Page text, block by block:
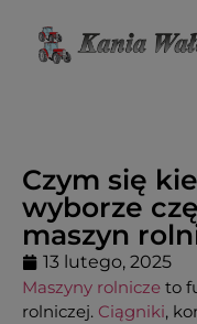
Czym się
wyborze
maszyn
13 lutego, 2025
Maszyny rolnicze to
rolniczej. Ciągniki,